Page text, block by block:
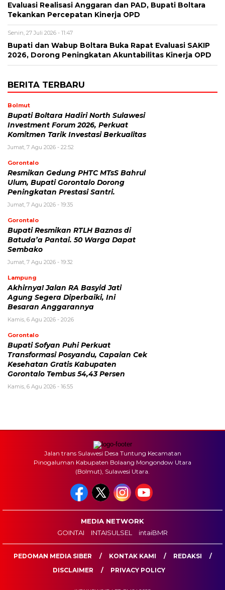
Evaluasi Realisasi Anggaran dan PAD, Bupati Boltara
Tekankan Percepatan Kinerja OPD
Senin, 27 Juli 2026 - 11:47
Bupati dan Wabup Boltara Buka Rapat Evaluasi SAKIP
2026, Dorong Peningkatan Akuntabilitas Kinerja OPD
BERITA TERBARU
Bolmut
Bupati Boltara Hadiri North Sulawesi
Investment Forum 2026, Perkuat
Komitmen Tarik Investasi Berkualitas
Jumat, 7 Agu 2026 - 22:52
Gorontalo
Resmikan Gedung PHTC MTsS Bahrul
Ulum, Bupati Gorontalo Dorong
Peningkatan Prestasi Santri.
Jumat, 7 Agu 2026 - 19:35
Gorontalo
Bupati Resmikan RTLH Baznas di
Batuda’a Pantai. 50 Warga Dapat
Sembako
Jumat, 7 Agu 2026 - 19:32
Lampung
Akhirnya! Jalan RA Basyid Jati
Agung Segera Diperbaiki, Ini
Besaran Anggarannya
Kamis, 6 Agu 2026 - 20:26
Gorontalo
Bupati Sofyan Puhi Perkuat
Transformasi Posyandu, Capaian Cek
Kesehatan Gratis Kabupaten
Gorontalo Tembus 54,43 Persen
Kamis, 6 Agu 2026 - 16:55
Jalan trans Sulawesi Desa Tuntung Kecamatan
Pinogaluman Kabupaten Bolaang Mongondow Utara
(Bolmut), Sulawesi Utara.
MEDIA NETWORK
GOINTAI
INTAISULSEL intaiBMR
PEDOMAN MEDIA SIBER KONTAK KAMI
REDAKSI
DISCLAIMER
PRIVACY POLICY